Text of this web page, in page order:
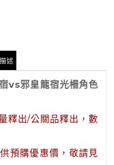
述
vs邪皇龍宿光柵角色
釋出/公關品釋出，數
預購優惠價，敬請見